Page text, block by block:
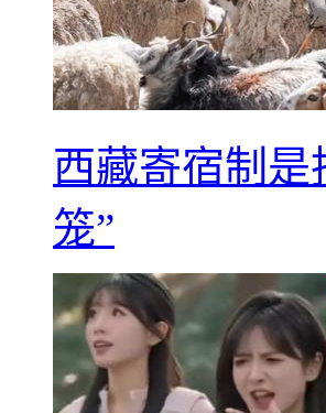
西藏寄宿制是
笼”